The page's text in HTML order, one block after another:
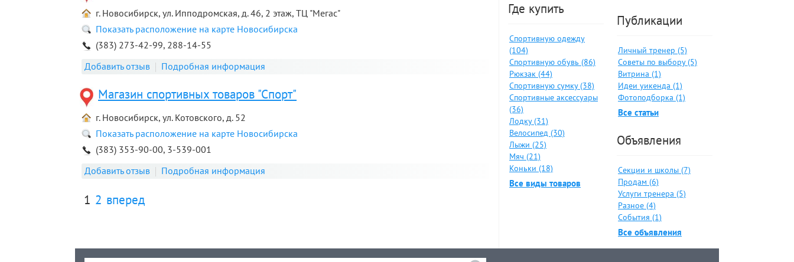
г. Новосибирск, ул. Ипподромская, д. 46, 2 этаж, ТЦ "Мегаc"
Показать расположение на карте Новосибирска
(383) 273-42-99, 288-14-55
Добавить отзыв
Подробная информация
Магазин спортивных товаров "Спорт"
г. Новосибирск, ул. Котовского, д. 52
Показать расположение на карте Новосибирска
(383) 353-90-00, 3-539-001
Добавить отзыв
Подробная информация
1 2 вперед
Где купить
Спортивную одежду
(104)
Спортивную обувь (86)
Рюкзак (44)
Спортивную сумку (38)
Спортивные аксессуары
(36)
Лодку (31)
Велосипед (30)
Лыжи (25)
Мяч (21)
Коньки (18)
Все виды товаров
Публикации
Личный тренер (5)
Советы по выбору (5)
Витрина (1)
Идеи уикенда (1)
Фотоподборка (1)
Все статьи
Объявления
Секции и школы (7)
Продам (6)
Услуги тренера (5)
Разное (4)
События (1)
Все объявления